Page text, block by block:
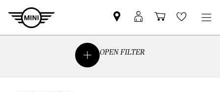
Znajdź
Partnera
Logowanie
MyMini
KoszykWishlist
OPEN FILTER